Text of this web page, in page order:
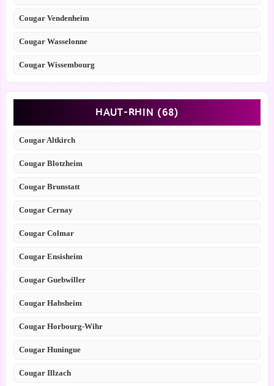
Cougar Vendenheim
Cougar Wasselonne
Cougar Wissembourg
HAUT-RHIN (68)
Cougar Altkirch
Cougar Blotzheim
Cougar Brunstatt
Cougar Cernay
Cougar Colmar
Cougar Ensisheim
Cougar Guebwiller
Cougar Habsheim
Cougar Horbourg-Wihr
Cougar Huningue
Cougar Illzach